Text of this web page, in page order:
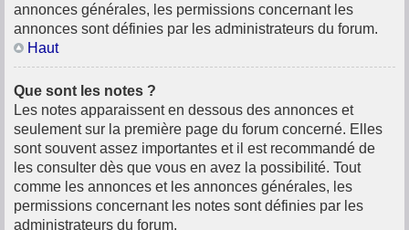
annonces générales, les permissions concernant les
annonces sont définies par les administrateurs du forum.
Haut
Que sont les notes ?
Les notes apparaissent en dessous des annonces et
seulement sur la première page du forum concerné. Elles
sont souvent assez importantes et il est recommandé de
les consulter dès que vous en avez la possibilité. Tout
comme les annonces et les annonces générales, les
permissions concernant les notes sont définies par les
administrateurs du forum.